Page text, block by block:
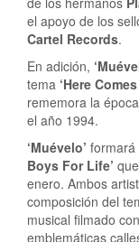
el apoyo de los
Cartel Records.
En adición,
tema ‘Here
rememora la
el año 1994.
‘Muévelo’ formará
Boys For Life’
enero. Ambos
composición del
musical filmado
emblemáticas